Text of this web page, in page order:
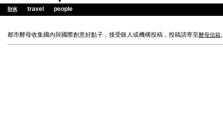
link travel people
都市酵母收集國內與國際創意好點子，接受個人或機構投稿，投稿請寄至酵母信箱